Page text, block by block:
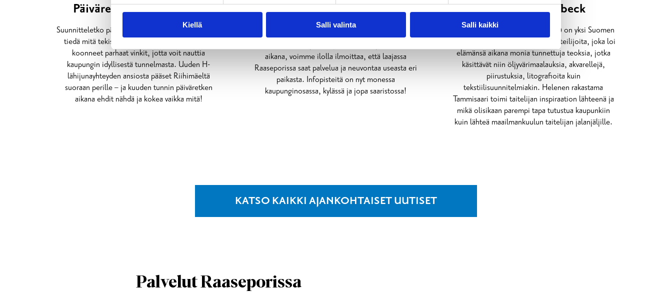
Kiellä Salli valinta Salli kaikki
Päiväretki Tammisaareen
Suunnitteletko päiväretkeä Tammisaareen, mutta et
tiedä mitä tekisit tai mistä aloittaisit? Olemme
koonneet parhaat vinkit, jotta voit nauttia
kaupungin idyllisestä tunnelmasta. Uuden H-
lähijunayhteyden ansiosta pääset Riihimäeltä
suoraan perille – ja kuuden tunnin päiväretken
aikana ehdit nähdä ja kokea vaikka mitä!
Raaseporin
matkailuinfopisteet
aikana, voimme ilolla ilmoittaa, että laajassa
Raaseporissa saat palvelua ja neuvontaa useasta eri
paikasta. Infopisteitä on nyt monessa
kaupunginosassa, kylässä ja jopa saaristossa!
Helene Schjerfbeck
Helene Schjerfbeck (1862–1946) on yksi Suomen
ja Pohjoismaiden tunnetuimpia taiteilijoita, joka loi
elämänsä aikana monia tunnettuja teoksia, jotka
käsittävät niin öljyvärimaalauksia, akvarellejä,
piirustuksia, litografioita kuin
tekstiilisuunnitelmiakin. Helenen rakastama
Tammisaari toimi taitelijan inspiraation lähteenä ja
mikä olisikaan parempi tapa tutustua kaupunkiin
kuin lähteä maailmankuulun taitelijan jalanjäljille.
KATSO KAIKKI AJANKOHTAISET UUTISET
Palvelut Raaseporissa